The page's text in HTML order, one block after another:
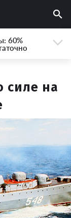
60%
силе на